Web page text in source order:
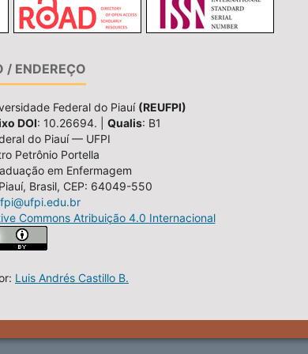
/ ENDEREÇO
Federal do Piauí (REUFPI)
DOI: 10.26694. | Qualis: B1
do Piauí — UFPI
Petrônio Portella
em Enfermagem
Brasil, CEP: 64049-550
Commons Atribuição 4.0 Internacional
Luis Andrés Castillo B.